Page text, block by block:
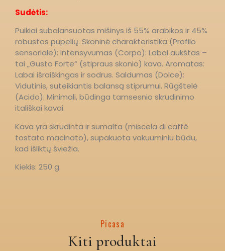
​Sudėtis:
Puikiai subalansuotas mišinys iš 55% arabikos ir 45%
robustos pupelių. ​Skoninė charakteristika (Profilo
sensoriale): ​Intensyvumas (Corpo): Labai aukštas –
tai „Gusto Forte“ (stipraus skonio) kava. ​Aromatas:
Labai išraiškingas ir sodrus. ​Saldumas (Dolce):
Vidutinis, suteikiantis balansą stiprumui. ​Rūgštelė
(Acido): Minimali, būdinga tamsesnio skrudinimo
itališkai kavai.
​Kava yra skrudinta ir sumalta (miscela di caffè
tostato macinato), supakuota vakuuminiu būdu,
kad išliktų šviežia.
​Kiekis: 250 g.
Picasa
Kiti produktai